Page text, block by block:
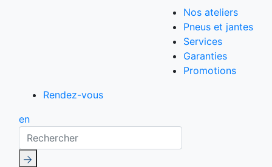
Nos ateliers
Pneus et jantes
Services
Garanties
Promotions
Rendez-vous
en
Rechercher